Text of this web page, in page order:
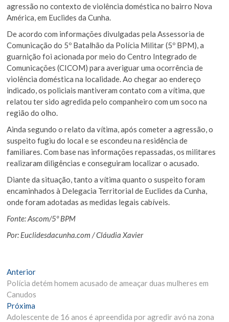
agressão no contexto de violência doméstica no bairro Nova
América, em Euclides da Cunha.
De acordo com informações divulgadas pela Assessoria de
Comunicação do 5º Batalhão da Polícia Militar (5º BPM), a
guarnição foi acionada por meio do Centro Integrado de
Comunicações (CICOM) para averiguar uma ocorrência de
violência doméstica na localidade. Ao chegar ao endereço
indicado, os policiais mantiveram contato com a vítima, que
relatou ter sido agredida pelo companheiro com um soco na
região do olho.
Ainda segundo o relato da vítima, após cometer a agressão, o
suspeito fugiu do local e se escondeu na residência de
familiares. Com base nas informações repassadas, os militares
realizaram diligências e conseguiram localizar o acusado.
Diante da situação, tanto a vítima quanto o suspeito foram
encaminhados à Delegacia Territorial de Euclides da Cunha,
onde foram adotadas as medidas legais cabíveis.
Fonte: Ascom/5º BPM
Por: Euclidesdacunha.com / Cláudia Xavier
Navegação
de
Post
AnteriorMatéria
Anterior:
Polícia detém homem acusado de ameaçar duas mulheres em
Canudos
Próxima
Materia:
Adolescente de 16 anos é apreendida por agredir avó na zona